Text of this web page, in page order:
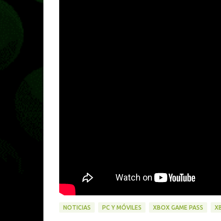
NOTICIAS PC Y MÓVILES XBOX GAME PASS